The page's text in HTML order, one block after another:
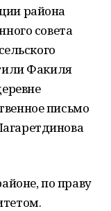
района
совета
Факиля
письмо
по праву